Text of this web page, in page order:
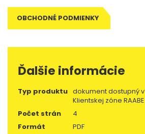
OBCHODNÉ PODMIENKY
Ďalšie informácie
Typ produktu dokument dostupný v
Klientskej zóne RAABE
Počet strán
4
Formát
PDF